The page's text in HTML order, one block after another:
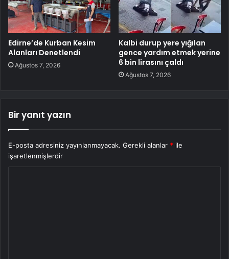
Edirne’de Kurban Kesim
Alanları Denetlendi
Ağustos 7, 2026
Kalbi durup yere yığılan
gence yardım etmek yerine
6 bin lirasını çaldı
Ağustos 7, 2026
Bir yanıt yazın
E-posta adresiniz yayınlanmayacak. Gerekli alanlar * ile
işaretlenmişlerdir